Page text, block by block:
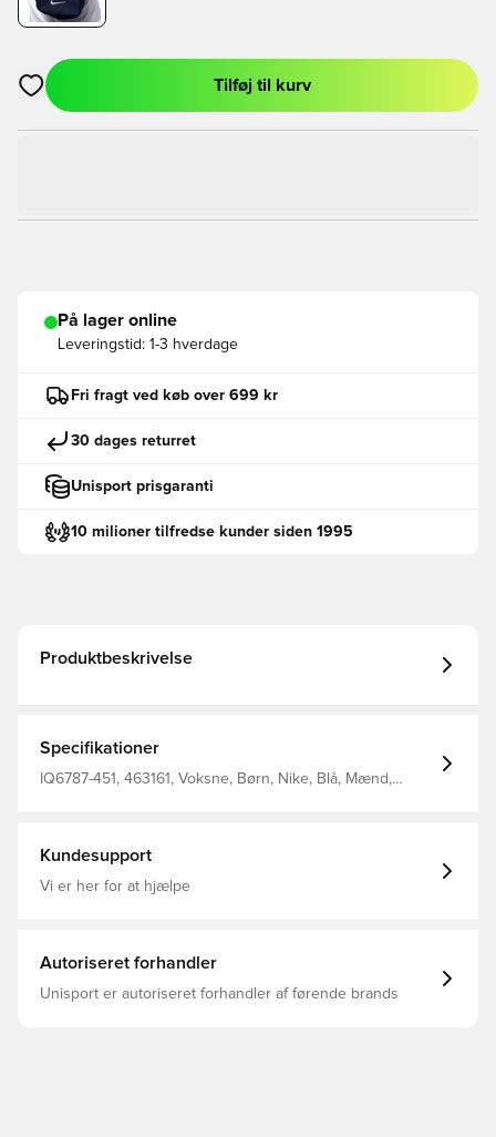
Åbner en Modal til at logge ind eller tilmelde dig som medlem
Tilføj til kurv
På lager online
Leveringstid: 1-3 hverdage
Fri fragt ved køb over 699 kr
30 dages returret
Unisport prisgaranti
10 milioner tilfredse kunder siden 1995
Produktbeskrivelse
Specifikationer
IQ6787-451, 463161, Voksne, Børn, Nike, Blå, Mænd,
Kundesupport
Vi er her for at hjælpe
Autoriseret forhandler
Unisport er autoriseret forhandler af førende brands